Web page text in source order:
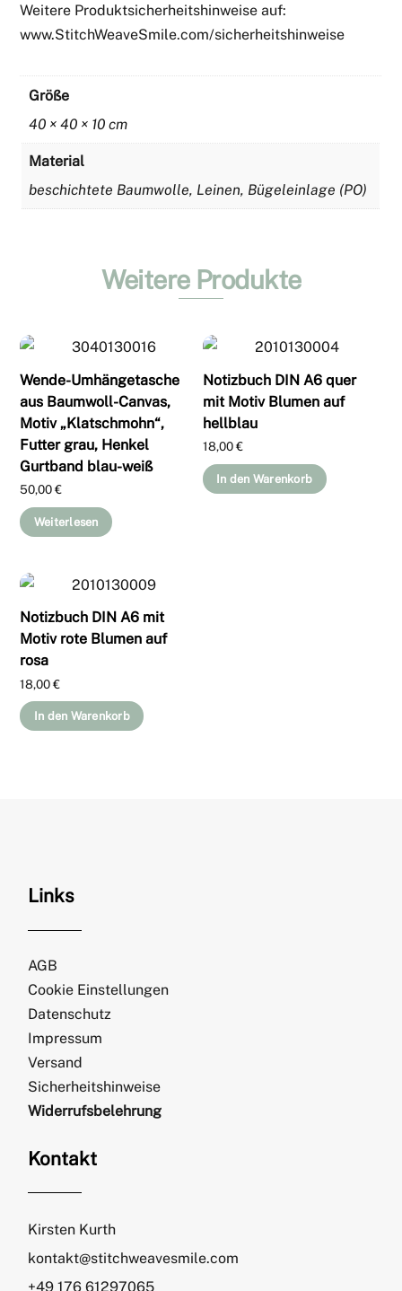
Weitere Produktsicherheitshinweise auf:
www.StitchWeaveSmile.com/sicherheitshinweise
Größe
40 × 40 × 10 cm
Material
beschichtete Baumwolle, Leinen, Bügeleinlage (PO)
Weitere Produkte
Wende-Umhängetasche
aus Baumwoll-Canvas,
Motiv „Klatschmohn“,
Futter grau, Henkel
Gurtband blau-weiß
50,00€
Weiterlesen
Notizbuch DIN A6 quer
mit Motiv Blumen auf
hellblau
18,00€
In den Warenkorb
Notizbuch DIN A6 mit
Motiv rote Blumen auf
rosa
18,00€
In den Warenkorb
Links
AGB
Cookie Einstellungen
Datenschutz
Impressum
Versand
Sicherheitshinweise
Widerrufsbelehrung
Kontakt
Kirsten Kurth
kontakt@stitchweavesmile.com
+49 176 61297065